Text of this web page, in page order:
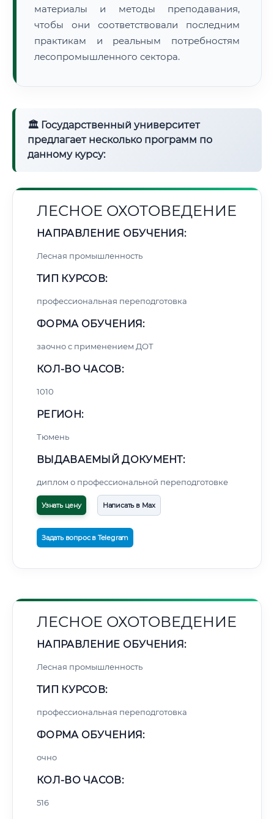
Нажмите на документ для увеличения и просмотра
материалы и методы преподавания,
чтобы они соответствовали последним
практикам и реальным потребностям
лесопромышленного сектора.
🏛 Государственный университет
предлагает несколько программ по
данному курсу:
ЛЕСНОЕ ОХОТОВЕДЕНИЕ
НАПРАВЛЕНИЕ ОБУЧЕНИЯ:
Лесная промышленность
ТИП КУРСОВ:
профессиональная переподготовка
ФОРМА ОБУЧЕНИЯ:
заочно с применением ДОТ
КОЛ-ВО ЧАСОВ:
1010
РЕГИОН:
Тюмень
ВЫДАВАЕМЫЙ ДОКУМЕНТ:
диплом о профессиональной переподготовке
Узнать цену Написать в Max
Задать вопрос в Telegram
ЛЕСНОЕ ОХОТОВЕДЕНИЕ
НАПРАВЛЕНИЕ ОБУЧЕНИЯ:
Лесная промышленность
ТИП КУРСОВ:
профессиональная переподготовка
ФОРМА ОБУЧЕНИЯ:
очно
КОЛ-ВО ЧАСОВ:
516